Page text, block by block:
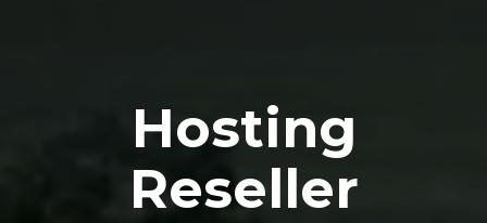
Hosting
Reseller